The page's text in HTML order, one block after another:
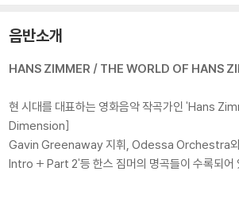
음반소개
HANS ZIMMER / THE WORLD OF HANS
현 시대를 대표하는 영화음악 작곡가인 'Hans
Dimension]
Gavin Greenaway 지휘, Odessa Orchestra와
Intro + Part 2'등 한스 짐머의 명곡들이 수록되어